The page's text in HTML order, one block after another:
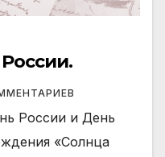
России и День
«Солнца